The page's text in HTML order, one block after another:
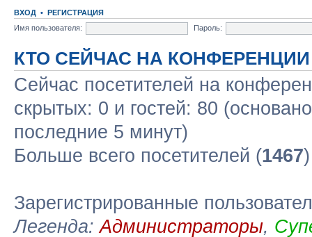
ВХОД • РЕГИСТРАЦИЯ
Имя пользователя:
Пароль:
КТО СЕЙЧАС НА КОНФЕРЕНЦИИ
Сейчас посетителей на
скрытых: 0 и гостей: 80
последние 5 минут)
Больше всего посетителей (1467
Зарегистрированные
Легенда:Администраторы,